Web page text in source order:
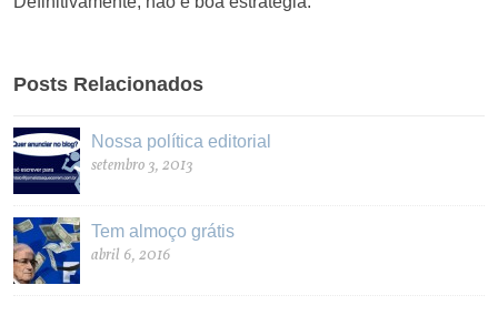
Posts Relacionados
Nossa política editorial
setembro 3, 2013
Tem almoço grátis
abril 6, 2016